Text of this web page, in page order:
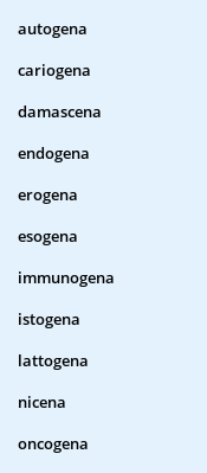
autogena
cariogena
damascena
endogena
erogena
esogena
immunogena
istogena
lattogena
nicena
oncogena